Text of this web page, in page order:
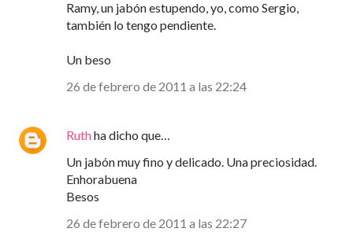
Ramy, un jabón estupendo, yo, como Sergio,
también lo tengo pendiente.
Un beso
26 de febrero de 2011 a las 22:24
Ruthha dicho que…
Un jabón muy fino y delicado. Una preciosidad.
Enhorabuena
Besos
26 de febrero de 2011 a las 22:27